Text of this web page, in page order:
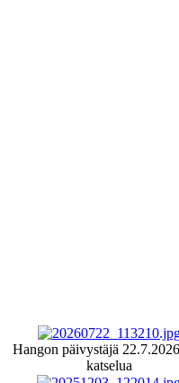
Hangon päivystäjä
katselua